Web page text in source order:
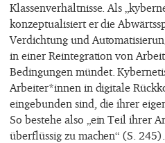
Klassenverhältnisse. Als
konzeptualisiert er die
Verdichtung und
in einer Reintegration von
Bedingungen mündet.
Arbeiter*innen in digitale
eingebunden sind, die ihrer
So bestehe also „ein Teil ihrer
überflüssig zu machen“ (S.